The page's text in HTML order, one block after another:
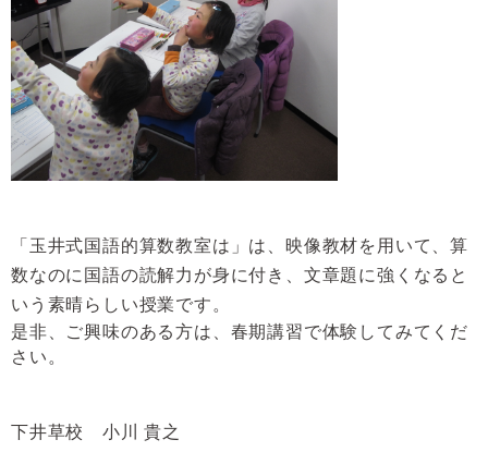
「玉井式国語的算数教室は」は、映像教材を用いて、算
数なのに国語の読解力が身に付き、文章題に強くなると
いう素晴らしい授業です。
是非、ご興味のある方は、春期講習で体験してみてくだ
さい。
下井草校 小川 貴之